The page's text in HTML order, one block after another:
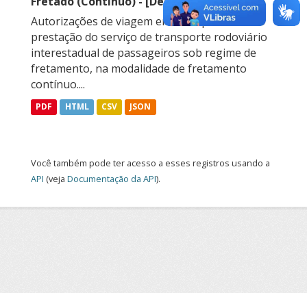
Autorizações de viagem emitidas para a
prestação do serviço de transporte rodoviário
interestadual de passageiros sob regime de
fretamento, na modalidade de fretamento
contínuo....
PDF HTML CSV JSON
Você também pode ter acesso a esses registros usando a
API (veja Documentação da API).